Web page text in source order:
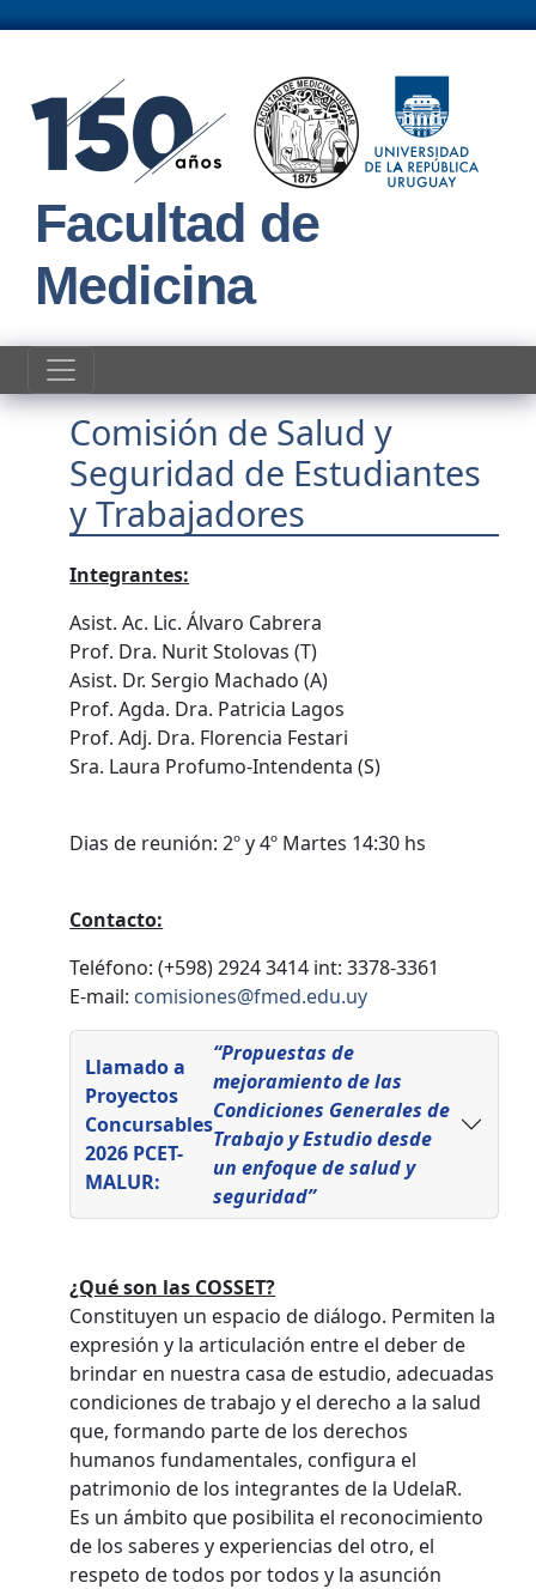
Facultad de
Medicina
Comisión de Salud y
Seguridad de Estudiantes
y Trabajadores
Integrantes:
Asist. Ac. Lic. Álvaro Cabrera
Prof. Dra. Nurit Stolovas (T)
Asist. Dr. Sergio Machado (A)
Prof. Agda. Dra. Patricia Lagos
Prof. Adj. Dra. Florencia Festari
Sra. Laura Profumo-Intendenta (S)
Dias de reunión: 2º y 4º Martes 14:30 hs
Contacto:
Teléfono: (+598) 2924 3414 int: 3378-3361
E-mail: comisiones@fmed.edu.uy
Llamado a
Proyectos
Concursables
2026 PCET-
MALUR:
“Propuestas de
mejoramiento de las
Condiciones Generales de
Trabajo y Estudio desde
un enfoque de salud y
seguridad”
¿Qué son las COSSET?
Constituyen un espacio de diálogo. Permiten la
expresión y la articulación entre el deber de
brindar en nuestra casa de estudio, adecuadas
condiciones de trabajo y el derecho a la salud
que, formando parte de los derechos
humanos fundamentales, configura el
patrimonio de los integrantes de la UdelaR.
Es un ámbito que posibilita el reconocimiento
de los saberes y experiencias del otro, el
respeto de todos por todos y la asunción